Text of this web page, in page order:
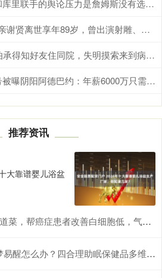
配资知识网配资 追梦：和库里联手的舆论压力是詹姆斯没有选择勇士的原因
新疆配资公司 🕯️谢霆锋父亲谢贤离世享年89岁，曾出演射雕、少林足球等
北京股票配资网 67年刘伯承得知好友住同院，失明摸索来到病房，握着手：你受苦了
按月配资助手网 希罗小号被曝阴阳阿德巴约：年薪6000万只需要偶尔防守好就行了？
推荐资讯
大靠谱婴儿浴盆
癌症患者改善白细胞低，气血不足等问题！
么办？四合理助眠保健品多维度提升睡眠质量